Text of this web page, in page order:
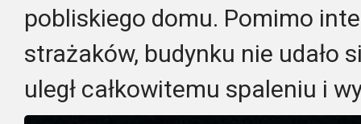
pobliskiego domu. Pomimo
strażaków, budynku nie udało
uległ całkowitemu spaleniu i